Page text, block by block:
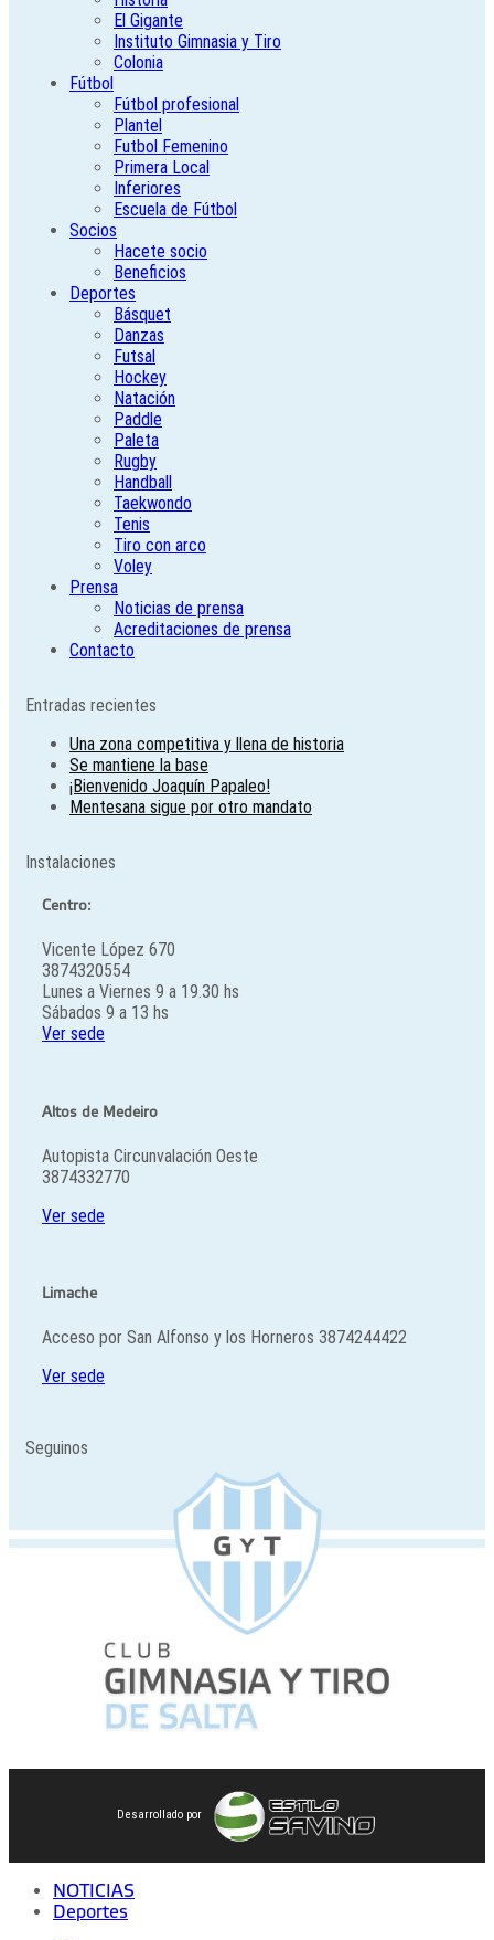
El Gigante
Instituto Gimnasia y Tiro
Colonia
Fútbol
Fútbol profesional
Plantel
Futbol Femenino
Primera Local
Inferiores
Escuela de Fútbol
Socios
Hacete socio
Beneficios
Deportes
Básquet
Danzas
Futsal
Hockey
Natación
Paddle
Paleta
Rugby
Handball
Taekwondo
Tenis
Tiro con arco
Voley
Prensa
Noticias de prensa
Acreditaciones de prensa
Contacto
Entradas recientes
Una zona competitiva y llena de historia
Se mantiene la base
¡Bienvenido Joaquín Papaleo!
Mentesana sigue por otro mandato
Instalaciones
Centro:
Vicente López 670
3874320554
Lunes a Viernes 9 a 19.30 hs
Sábados 9 a 13 hs
Ver sede
Altos de Medeiro
Autopista Circunvalación Oeste
3874332770
Ver sede
Limache
Acceso por San Alfonso y los Horneros 3874244422
Ver sede
Seguinos
Desarrollado por
NOTICIAS
Deportes